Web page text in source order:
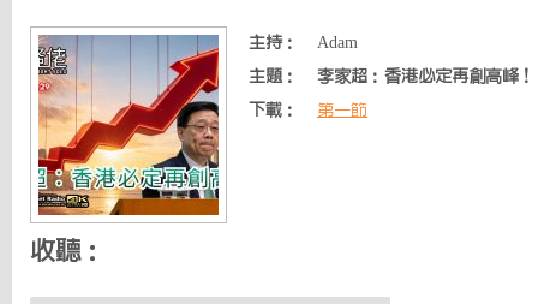
主持：
Adam
主題：
李家超：香港必定再創高峰！
下載：
第一節
收聽：